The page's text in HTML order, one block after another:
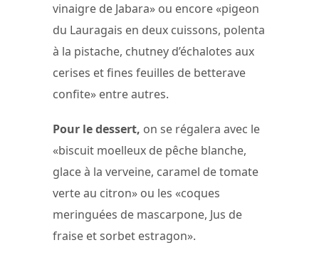
vinaigre de Jabara» ou encore «pigeon
du Lauragais en deux cuissons, polenta
à la pistache, chutney d’échalotes aux
cerises et fines feuilles de betterave
confite» entre autres.
Pour le dessert, on se régalera avec le
«biscuit moelleux de pêche blanche,
glace à la verveine, caramel de tomate
verte au citron» ou les «coques
meringuées de mascarpone, Jus de
fraise et sorbet estragon».